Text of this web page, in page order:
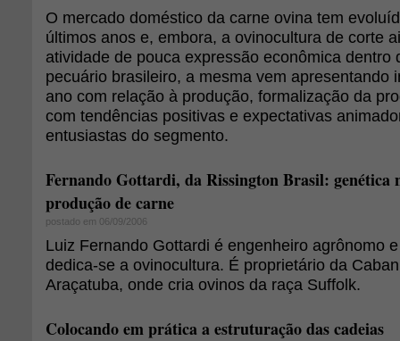
O mercado doméstico da carne ovina tem
últimos anos e, embora, a ovinocultura de corte
atividade de pouca expressão econômica dentro
pecuário brasileiro, a mesma vem apresentando
ano com relação à produção, formalização da
com tendências positivas e expectativas
entusiastas do segmento.
Fernando Gottardi, da Rissington Brasil: genética
produção de carne
postado em 06/09/2006
Luiz Fernando Gottardi é engenheiro agrônomo
dedica-se a ovinocultura. É proprietário da
Araçatuba, onde cria ovinos da raça Suffolk.
Colocando em prática a estruturação das cadeias